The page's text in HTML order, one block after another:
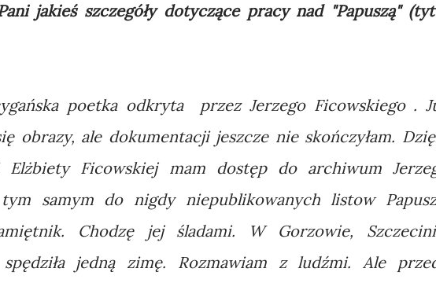
jakieś szczegóły dotyczące pracy nad "Papuszą"
poetka odkryta przez Jerzego Ficowskiego .
obrazy, ale dokumentacji jeszcze nie skończyłam.
Elżbiety Ficowskiej mam dostęp do archiwum
samym do nigdy niepublikowanych listow
Chodzę jej śladami. W Gorzowie,
spędziła jedną zimę. Rozmawiam z ludźmi. Ale